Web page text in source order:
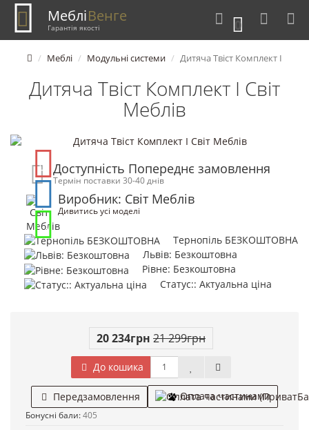
0
МебліВенге
Гарантія якості
Меблі Модульні системи Дитяча Твіст Комплект І
Дитяча Твіст Комплект І Світ
Меблів
Доступність Попереднє замовлення
Термін поставки 30-40 днів
Виробник: Світ Меблів
Дивитись усі моделі
Тернопіль БЕЗКОШТОВНА
Львів: Безкоштовна
Рівне: Безкоштовна
Статус:: Актуальна ціна
20 234грн 21 299грн
До кошика
Передзамовлення Оплата частинами
Бонусні бали:405